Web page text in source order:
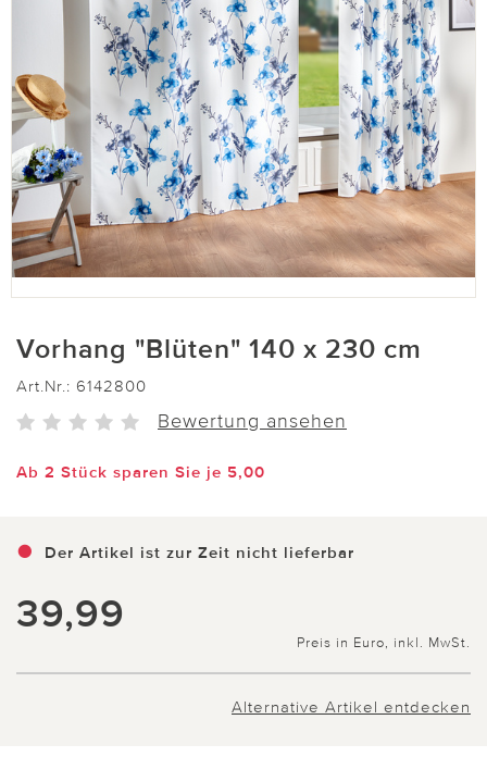
Vorhang "Blüten" 140 x 230 cm
Art.Nr.: 6142800
Bewertung ansehen
Ab 2 Stück sparen Sie je 5,00
Der Artikel ist zur Zeit nicht lieferbar
39,99
Preis in Euro, inkl. MwSt.
Alternative Artikel entdecken